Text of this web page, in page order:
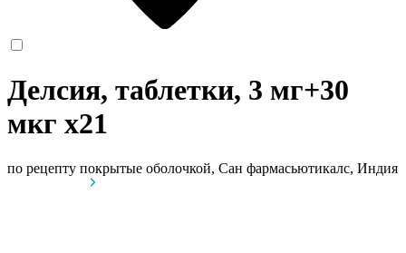
Делсия, таблетки, 3 мг+30
мкг x21
по рецепту покрытые оболочкой, Сан фармасьютикалс, Индия